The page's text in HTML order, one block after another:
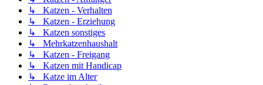
↳ Katzen - Verhalten
↳ Katzen - Erziehung
↳ Katzen sonstiges
↳ Mehrkatzenhaushalt
↳ Katzen - Freigang
↳ Katzen mit Handicap
↳ Katze im Alter